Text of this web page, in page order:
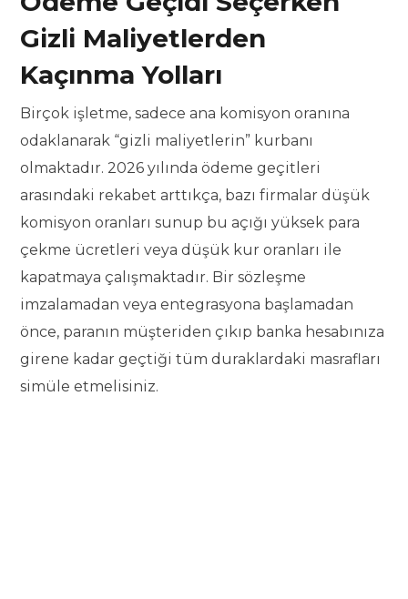
Gizli Maliyetlerden
Kaçınma Yolları
Birçok işletme, sadece ana komisyon oranına
odaklanarak “gizli maliyetlerin” kurbanı
olmaktadır. 2026 yılında ödeme geçitleri
arasındaki rekabet arttıkça, bazı firmalar düşük
komisyon oranları sunup bu açığı yüksek para
çekme ücretleri veya düşük kur oranları ile
kapatmaya çalışmaktadır. Bir sözleşme
imzalamadan veya entegrasyona başlamadan
önce, paranın müşteriden çıkıp banka hesabınıza
girene kadar geçtiği tüm duraklardaki masrafları
simüle etmelisiniz.